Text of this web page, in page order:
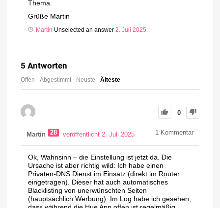
Thema.
Grüße Martin
Martin Unselected an answer 2. Juli 2025
5 Antworten
Offen Abgestimmt Neuste Älteste
0
Martin 28 veröffentlicht 2. Juli 2025 1 Kommentar
Ok, Wahnsinn – die Einstellung ist jetzt da. Die
Ursache ist aber richtig wild: Ich habe einen
Privaten-DNS Dienst im Einsatz (direkt im Router
eingetragen). Dieser hat auch automatisches
Blacklisting von unerwünschten Seiten
(hauptsächlich Werbung). Im Log habe ich gesehen,